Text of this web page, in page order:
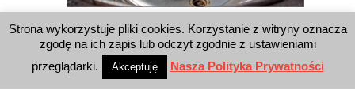
WYSZUKIWARKA
Strona wykorzystuje pliki cookies. Korzystanie z witryny oznacza
zgodę na ich zapis lub odczyt zgodnie z ustawieniami
przeglądarki.
Akceptuję Nasza Polityka Prywatności